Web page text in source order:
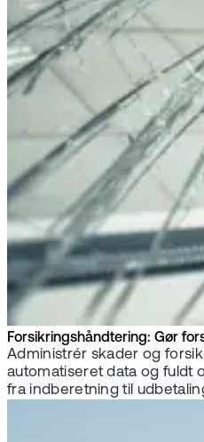
Forsikringshåndtering: Gør
Administrér skader og
automatiseret data og fuldt
fra indberetning til